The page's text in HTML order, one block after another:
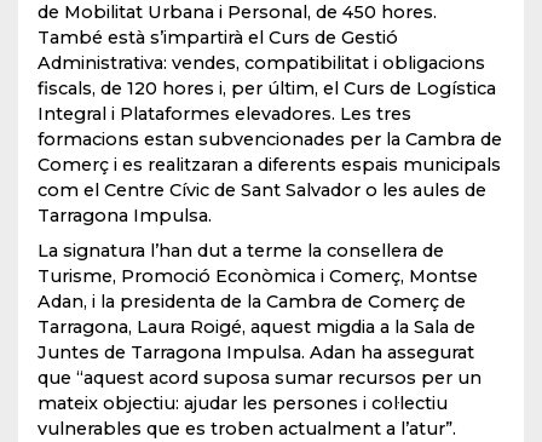
de Mobilitat Urbana i Personal, de 450 hores.
També està s’impartirà el Curs de Gestió
Administrativa: vendes, compatibilitat i obligacions
fiscals, de 120 hores i, per últim, el Curs de Logística
Integral i Plataformes elevadores. Les tres
formacions estan subvencionades per la Cambra de
Comerç i es realitzaran a diferents espais municipals
com el Centre Cívic de Sant Salvador o les aules de
Tarragona Impulsa.
La signatura l’han dut a terme la consellera de
Turisme, Promoció Econòmica i Comerç, Montse
Adan, i la presidenta de la Cambra de Comerç de
Tarragona, Laura Roigé, aquest migdia a la Sala de
Juntes de Tarragona Impulsa. Adan ha assegurat
que “aquest acord suposa sumar recursos per un
mateix objectiu: ajudar les persones i col·lectiu
vulnerables que es troben actualment a l’atur”.